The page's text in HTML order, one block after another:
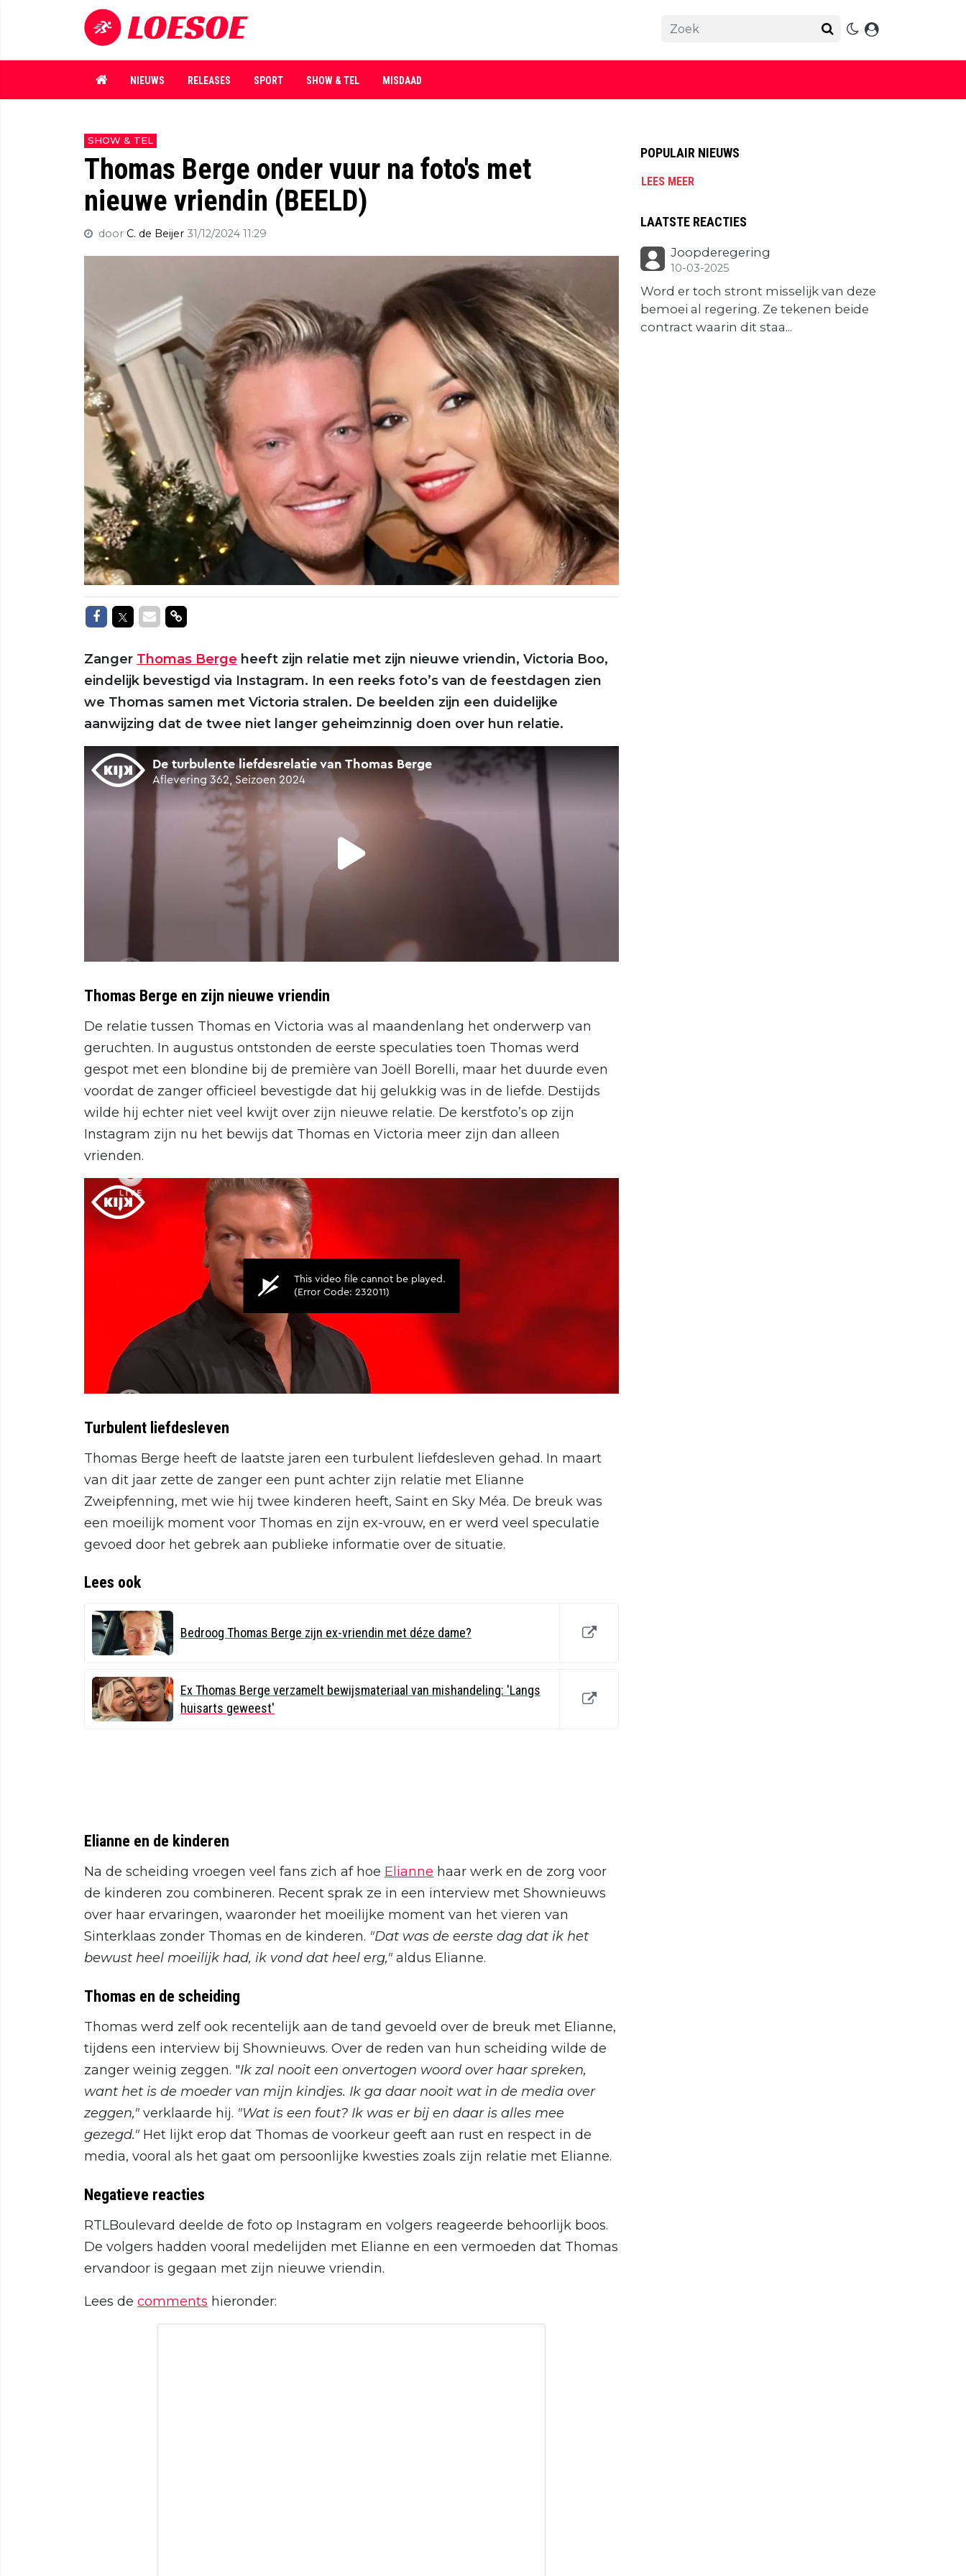
NIEUWS RELEASES SPORT SHOW & TEL MISDAAD
SHOW & TEL
Thomas Berge onder vuur na foto's met
nieuwe vriendin (BEELD)
door C. de Beijer 31/12/2024 11:29
Delen op Facebook
Delen op Twitter
Delen via Mail
Delen via link
Zanger Thomas Berge heeft zijn relatie met zijn nieuwe vriendin, Victoria Boo,
eindelijk bevestigd via Instagram. In een reeks foto’s van de feestdagen zien
we Thomas samen met Victoria stralen. De beelden zijn een duidelijke
aanwijzing dat de twee niet langer geheimzinnig doen over hun relatie.
Thomas Berge en zijn nieuwe vriendin
De relatie tussen Thomas en Victoria was al maandenlang het onderwerp van
geruchten. In augustus ontstonden de eerste speculaties toen Thomas werd
gespot met een blondine bij de première van Joëll Borelli, maar het duurde even
voordat de zanger officieel bevestigde dat hij gelukkig was in de liefde. Destijds
wilde hij echter niet veel kwijt over zijn nieuwe relatie. De kerstfoto’s op zijn
Instagram zijn nu het bewijs dat Thomas en Victoria meer zijn dan alleen
vrienden.
Turbulent liefdesleven
Thomas Berge heeft de laatste jaren een turbulent liefdesleven gehad. In maart
van dit jaar zette de zanger een punt achter zijn relatie met Elianne
Zweipfenning, met wie hij twee kinderen heeft, Saint en Sky Méa. De breuk was
een moeilijk moment voor Thomas en zijn ex-vrouw, en er werd veel speculatie
gevoed door het gebrek aan publieke informatie over de situatie.
Lees ook
Bedroog Thomas Berge zijn ex-vriendin met déze dame?
Ex Thomas Berge verzamelt bewijsmateriaal van mishandeling: 'Langs
huisarts geweest'
Elianne en de kinderen
Na de scheiding vroegen veel fans zich af hoe Elianne haar werk en de zorg voor
de kinderen zou combineren. Recent sprak ze in een interview met Shownieuws
over haar ervaringen, waaronder het moeilijke moment van het vieren van
Sinterklaas zonder Thomas en de kinderen. "Dat was de eerste dag dat ik het
bewust heel moeilijk had, ik vond dat heel erg," aldus Elianne.
Thomas en de scheiding
Thomas werd zelf ook recentelijk aan de tand gevoeld over de breuk met Elianne,
tijdens een interview bij Shownieuws. Over de reden van hun scheiding wilde de
zanger weinig zeggen. "Ik zal nooit een onvertogen woord over haar spreken,
want het is de moeder van mijn kindjes. Ik ga daar nooit wat in de media over
zeggen," verklaarde hij. "Wat is een fout? Ik was er bij en daar is alles mee
gezegd." Het lijkt erop dat Thomas de voorkeur geeft aan rust en respect in de
media, vooral als het gaat om persoonlijke kwesties zoals zijn relatie met Elianne.
Negatieve reacties
RTLBoulevard deelde de foto op Instagram en volgers reageerde behoorlijk boos.
De volgers hadden vooral medelijden met Elianne en een vermoeden dat Thomas
ervandoor is gegaan met zijn nieuwe vriendin.
Lees de comments hieronder:
POPULAIR NIEUWS
LEES MEER
LAATSTE REACTIES
Joopderegering
10-03-2025
Word er toch stront misselijk van deze
bemoei al regering. Ze tekenen beide
contract waarin dit staa...